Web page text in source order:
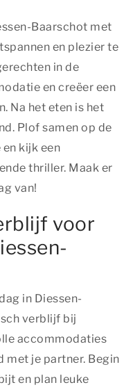
Baarschot met
en plezier te
in de
en creëer een
Na het eten is het
Plof samen op de
kijk een
thriller. Maak er
van!
voor
in Diessen-
verblijf bij
accommodaties
met je partner. Begin
en plan leuke